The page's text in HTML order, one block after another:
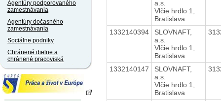
Agentúry podporovaného
zamestnávania
Agentúry dočasného
zamestnávania
Sociálne podniky
Chránené dielne a
chránené pracoviská
a.s.
Vlčie hrdlo 1,
Bratislava
1332140394
SLOVNAFT,
a.s.
Vlčie hrdlo 1,
Bratislava
1332140147
SLOVNAFT,
a.s.
Vlčie hrdlo 1,
Bratislava